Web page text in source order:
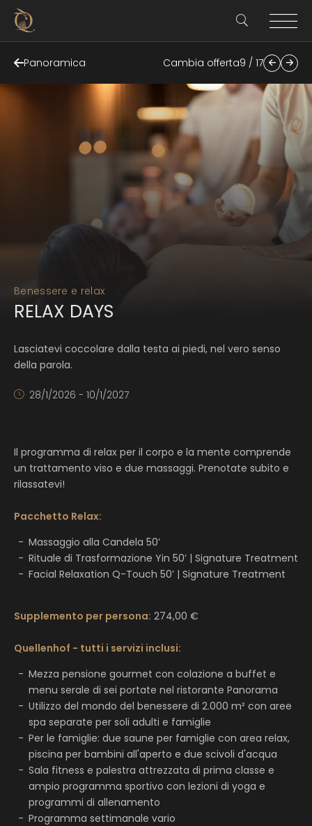
Panoramica Cambia offerta9 / 17
Benessere e relax
RELAX DAYS
Lasciatevi coccolare dalla testa ai piedi, nel vero senso
della parola.
28/1/2026 - 10/1/2027
Il programma di relax per il corpo e la mente comprende
un trattamento viso e due massaggi. Prenotate subito e
rilassatevi!
Pacchetto Relax:
Massaggio alla Candela 50’
Rituale di Trasformazione Yin 50’ | Signature Treatment
Facial Relaxation Q-Touch 50’ | Signature Treatment
Supplemento per persona: 274,00 €
Quellenhof - tutti i servizi inclusi:
Mezza pensione gourmet con colazione a buffet e
menu serale di sei portate nel ristorante Panorama
Utilizzo del mondo del benessere di 2.000 m² con aree
spa separate per soli adulti e famiglie
Per le famiglie: due saune per famiglie con area relax,
piscina per bambini all'aperto e due scivoli d'acqua
Sala fitness e palestra attrezzata di prima classe e
ampio programma sportivo con lezioni di yoga e
programmi di allenamento
Programma settimanale vario